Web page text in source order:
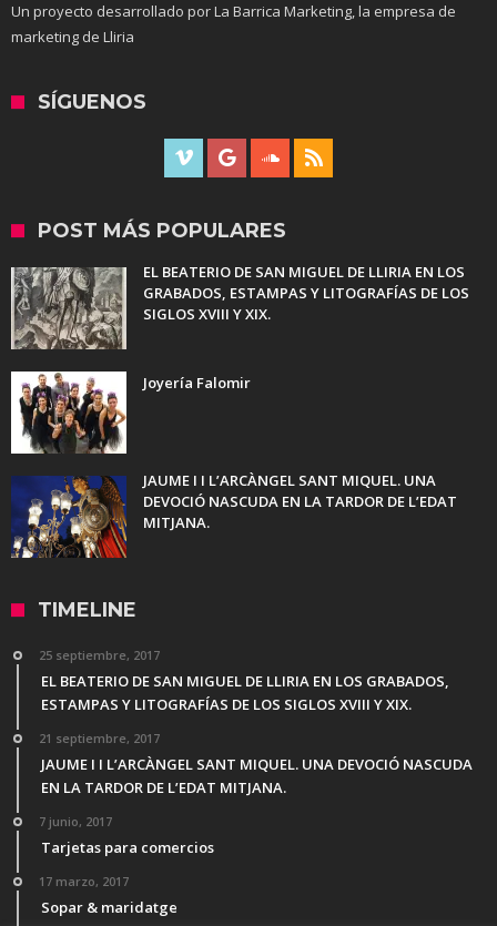
Un proyecto desarrollado por La Barrica Marketing, la empresa de
marketing de Lliria
SÍGUENOS
POST MÁS POPULARES
EL BEATERIO DE SAN MIGUEL DE LLIRIA EN LOS
GRABADOS, ESTAMPAS Y LITOGRAFÍAS DE LOS
SIGLOS XVIII Y XIX.
Joyería Falomir
JAUME I I L’ARCÀNGEL SANT MIQUEL. UNA
DEVOCIÓ NASCUDA EN LA TARDOR DE L’EDAT
MITJANA.
TIMELINE
25 septiembre, 2017
EL BEATERIO DE SAN MIGUEL DE LLIRIA EN LOS GRABADOS,
ESTAMPAS Y LITOGRAFÍAS DE LOS SIGLOS XVIII Y XIX.
21 septiembre, 2017
JAUME I I L’ARCÀNGEL SANT MIQUEL. UNA DEVOCIÓ NASCUDA
EN LA TARDOR DE L’EDAT MITJANA.
7 junio, 2017
Tarjetas para comercios
17 marzo, 2017
Sopar & maridatge